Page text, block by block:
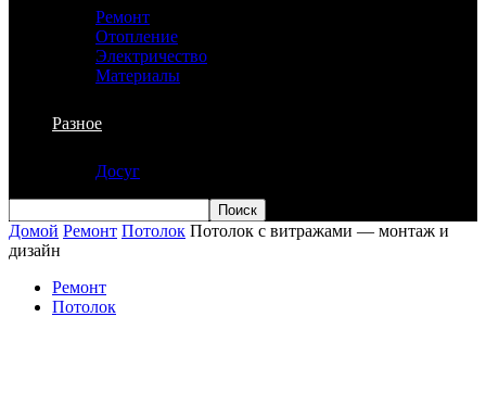
Ремонт
Отопление
Электричество
Материалы
Разное
Досуг
Домой Ремонт Потолок Потолок с витражами — монтаж и
дизайн
Ремонт
Потолок